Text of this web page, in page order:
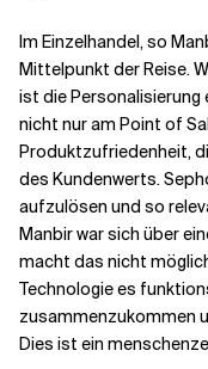
Im Einzelhandel, so
Mittelpunkt der Reise.
ist die
nicht nur am Point of
Produktzufriedenheit,
des Kundenwerts.
aufzulösen und so
Manbir war sich über
macht das nicht
Technologie es
zusammenzukommen
Dies ist ein